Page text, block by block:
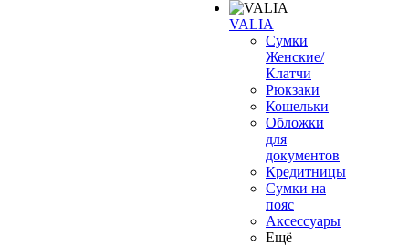
VALIA
Сумки
Женские/
Клатчи
Рюкзаки
Кошельки
Обложки
для
документов
Кредитницы
Сумки на
пояс
Аксессуары
Ещё